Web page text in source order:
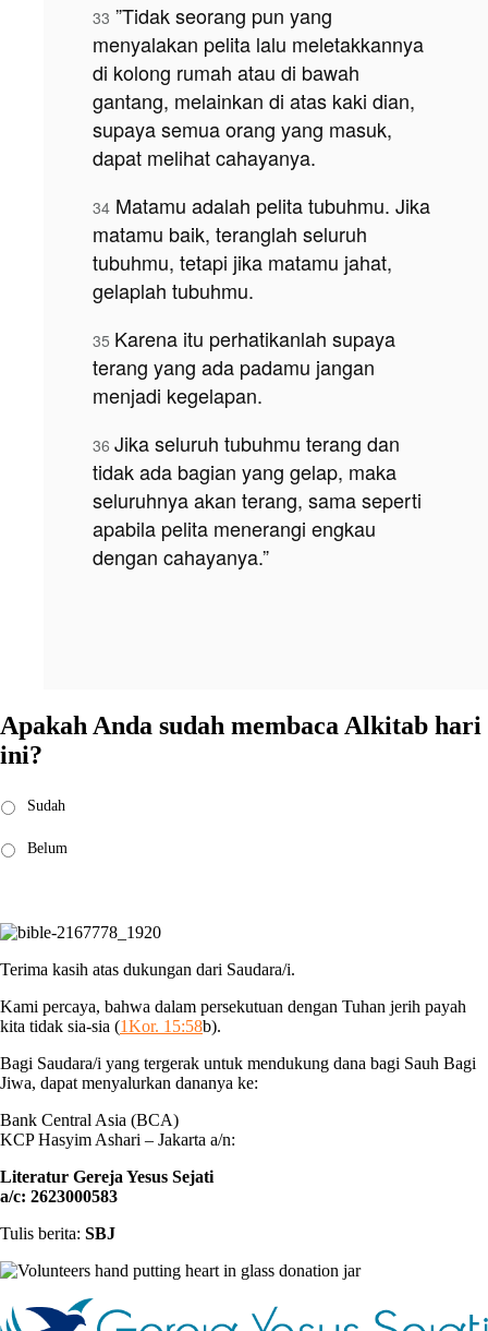
33 ”Tidak seorang pun yang
menyalakan pelita lalu meletakkannya
di kolong rumah atau di bawah
gantang, melainkan di atas kaki dian,
supaya semua orang yang masuk,
dapat melihat cahayanya.
34 Matamu adalah pelita tubuhmu. Jika
matamu baik, teranglah seluruh
tubuhmu, tetapi jika matamu jahat,
gelaplah tubuhmu.
35 Karena itu perhatikanlah supaya
terang yang ada padamu jangan
menjadi kegelapan.
36 Jika seluruh tubuhmu terang dan
tidak ada bagian yang gelap, maka
seluruhnya akan terang, sama seperti
apabila pelita menerangi engkau
dengan cahayanya.”
Apakah Anda sudah membaca Alkitab hari
ini?
Saya
membaca:
Sudah
Belum
Terima kasih atas dukungan dari Saudara/i.
Kami percaya, bahwa dalam persekutuan dengan Tuhan jerih payah
kita tidak sia-sia (1Kor. 15:58b).
Bagi Saudara/i yang tergerak untuk mendukung dana bagi Sauh Bagi
Jiwa, dapat menyalurkan dananya ke:
Bank Central Asia (BCA)
KCP Hasyim Ashari – Jakarta a/n:
Literatur Gereja Yesus Sejati
a/c: 2623000583
Tulis berita: SBJ